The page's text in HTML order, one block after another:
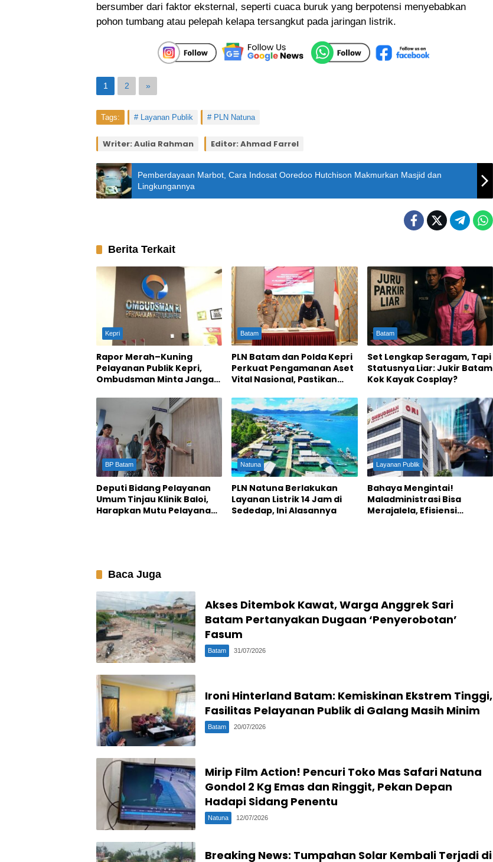
bersumber dari faktor eksternal, seperti cuaca buruk yang berpotensi menyebabkan
pohon tumbang atau pelepah kelapa tersangkut pada jaringan listrik.
1 2 »
Tags: Layanan Publik PLN Natuna
Writer: Aulia Rahman Editor: Ahmad Farrel
Pemberdayaan Marbot, Cara Indosat Ooredoo Hutchison Makmurkan Masjid dan
Lingkungannya
Berita Terkait
Kepri
Rapor Merah–Kuning
Pelayanan Publik Kepri,
Ombudsman Minta Jangan
Batam
PLN Batam dan Polda Kepri
Perkuat Pengamanan Aset
Vital Nasional, Pastikan
Batam
Batam
Set Lengkap Seragam, Tapi
Statusnya Liar: Jukir Batam
Kok Kayak Cosplay?
BP Batam
Deputi Bidang Pelayanan
Umum Tinjau Klinik Baloi,
Harapkan Mutu Pelayanan
Natuna
PLN Natuna Berlakukan
Layanan Listrik 14 Jam di
Sededap, Ini Alasannya
Layanan Publik
Bahaya Mengintai!
Maladministrasi Bisa
Merajalela, Efisiensi
Baca Juga
Akses Ditembok Kawat, Warga Anggrek Sari
Batam Pertanyakan Dugaan ‘Penyerobotan’
Fasum
Batam 31/07/2026
Ironi Hinterland Batam: Kemiskinan Ekstrem Tinggi,
Fasilitas Pelayanan Publik di Galang Masih Minim
Batam 20/07/2026
Mirip Film Action! Pencuri Toko Mas Safari Natuna
Gondol 2 Kg Emas dan Ringgit, Pekan Depan
Hadapi Sidang Penentu
Natuna 12/07/2026
Breaking News: Tumpahan Solar Kembali Terjadi di